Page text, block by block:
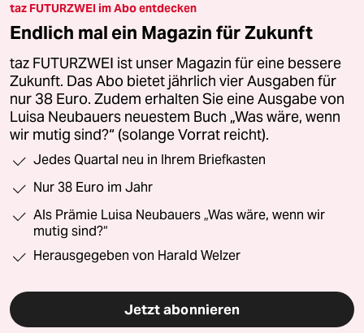
taz FUTURZWEI im Abo entdecken
Endlich mal ein Magazin für Zukunft
taz FUTURZWEI ist unser Magazin für eine bessere
Zukunft. Das Abo bietet jährlich vier Ausgaben für
nur 38 Euro. Zudem erhalten Sie eine Ausgabe von
Luisa Neubauers neuestem Buch „Was wäre, wenn
wir mutig sind?“ (solange Vorrat reicht).
Jedes Quartal neu in Ihrem Briefkasten
Nur 38 Euro im Jahr
Als Prämie Luisa Neubauers „Was wäre, wenn wir
mutig sind?“
Herausgegeben von Harald Welzer
Jetzt abonnieren